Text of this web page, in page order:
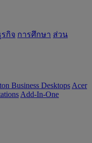
รกิจ การศึกษา ส่วน
Business Desktops Acer
Add-In-One